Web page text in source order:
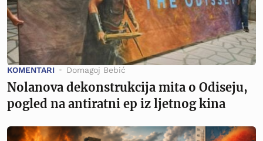
KOMENTARI Domagoj Bebić
Nolanova dekonstrukcija mita o Odiseju,
pogled na antiratni ep iz ljetnog kina